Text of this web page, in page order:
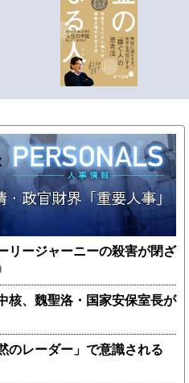
リージャーニーの殺害が閉ざ
核、魏聖洛・国家安保室長が
のレーダー」で意識される